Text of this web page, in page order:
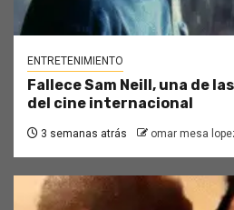
ENTRETENIMIENTO
Fallece Sam Neill, una de
del cine internacional
3 semanas atrás omar mesa